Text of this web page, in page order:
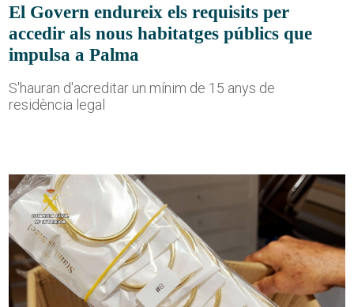
El Govern endureix els requisits per
accedir als nous habitatges públics que
impulsa a Palma
S'hauran d'acreditar un mínim de 15 anys de
residència legal